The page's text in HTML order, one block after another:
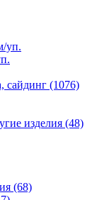
сайдинг (1076)
изделия (48)
(68)